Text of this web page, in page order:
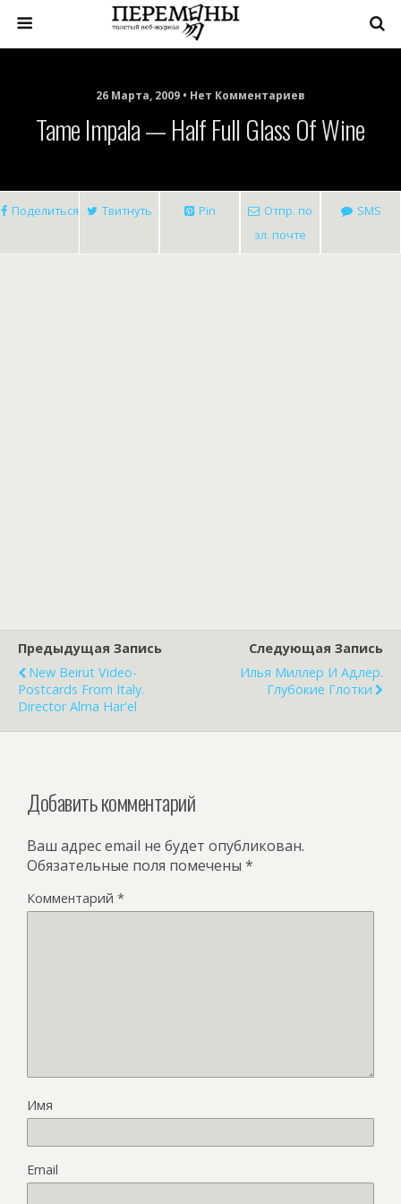
26 Марта, 2009 • Нет Комментариев
Tame Impala — Half Full Glass Of Wine
Поделиться Твитнуть Pin
Отпр. по
эл. почте
SMS
Предыдущая Запись
New Beirut Video-
Postcards From Italy.
Director Alma Har'el
Следующая Запись
Илья Миллер И Адлер.
Глубокие Глотки
Добавить комментарий
Ваш адрес email не будет опубликован.
Обязательные поля помечены *
Комментарий *
Имя
Email